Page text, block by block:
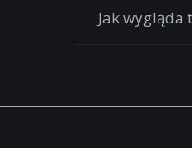
Jak wygląda